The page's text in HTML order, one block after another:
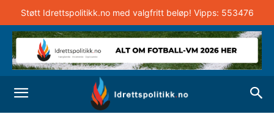
Støtt Idrettspolitikk.no med valgfritt beløp! Vipps: 553476